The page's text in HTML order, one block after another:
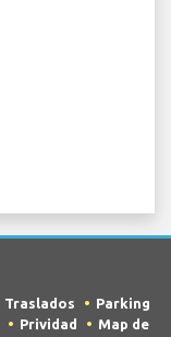
Traslados
Parking
Prividad
Map de